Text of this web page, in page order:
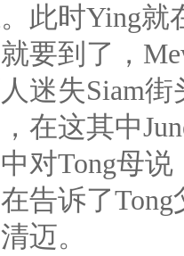
此时Ying就
要到了，
迷失Siam
在这其中
对Tong母
告诉了
迈。